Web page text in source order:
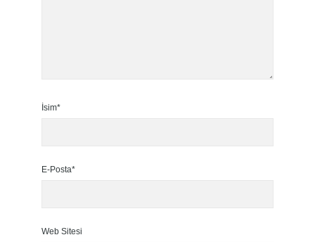
İsim*
E-Posta*
Web Sitesi